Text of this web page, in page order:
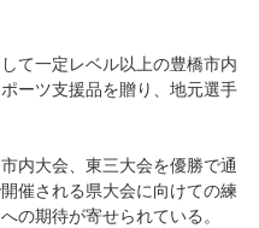
て一定レベル以上の豊橋市内
ーツ支援品を贈り、地元選手
内大会、東三大会を優勝で通
催される県大会に向けての練
の期待が寄せられている。